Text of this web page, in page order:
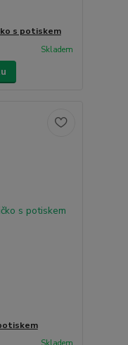
s potiskem
Skladem